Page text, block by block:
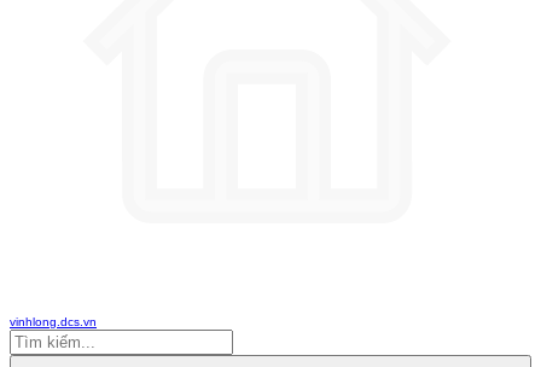
vinhlong.dcs.vn